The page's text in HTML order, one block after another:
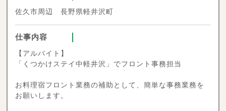
佐久市周辺 長野県軽井沢町
仕事内容
【アルバイト】
「くつかけステイ中軽井沢」でフロント事務担当
お料理宿フロント業務の補助として、簡単な事務業務を
お願いします。